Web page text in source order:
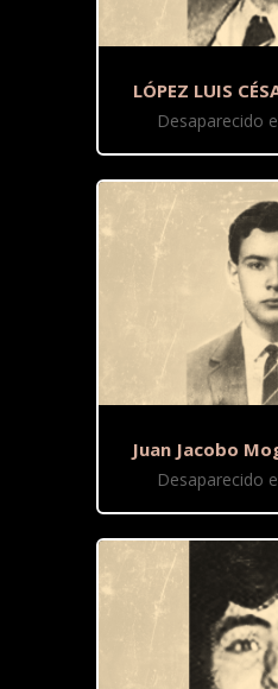
LÓPEZ LUIS
Desaparecido
Juan Jacobo
Desaparecido